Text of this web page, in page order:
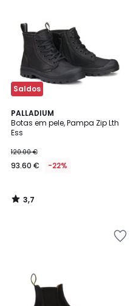
Saldos
PALLADIUM
Botas em pele, Pampa Zip Lth
Ess
120.00 €
93.60 € -22%
3,7
/ 5
3,7
/